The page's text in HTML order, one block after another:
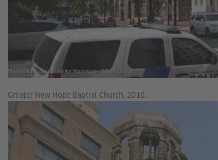
Photo credit: Goethe-Institut Washington/William Gilcher
Greater New Hope Baptist Church, 2010.